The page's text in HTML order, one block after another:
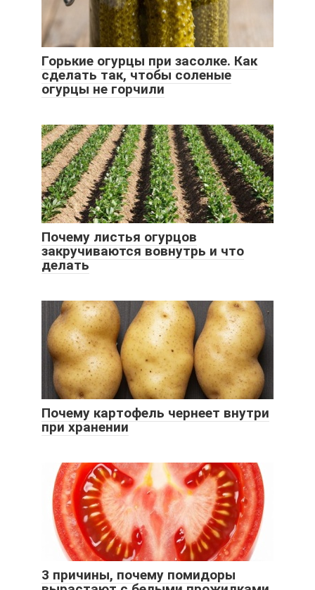
Горькие огурцы при засолке. Как
сделать так, чтобы соленые
огурцы не горчили
Почему листья огурцов
закручиваются вовнутрь и что
делать
Почему картофель чернеет внутри
при хранении
3 причины, почему помидоры